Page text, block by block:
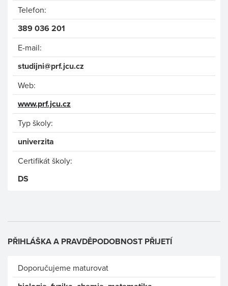
Telefon:
389 036 201
E-mail:
studijni@prf.jcu.cz
Web:
www.prf.jcu.cz
Typ školy:
univerzita
Certifikát školy:
DS
PŘIHLÁŠKA A PRAVDĚPODOBNOST PŘIJETÍ
Doporučujeme maturovat